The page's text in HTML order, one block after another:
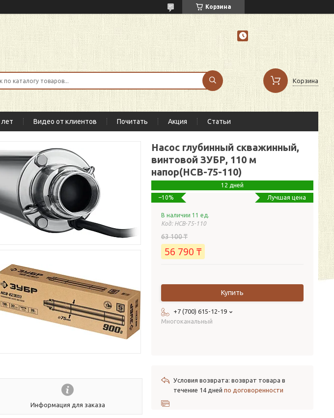
Корзина
Корзина
лет Видео от клиентов Почитать Акция Статьи
Информация для заказа
Насос глубинный скважинный,
винтовой ЗУБР, 110 м
напор(НСВ-75-110)
Лучшая цена
12 дней
–10%
В наличии 11 ед.
Код: НСВ-75-110
63 100 ₸
56 790 ₸
Купить
+7 (700) 615-12-19
Многоканальный
возврат товара в
течение 14 дней по договоренности